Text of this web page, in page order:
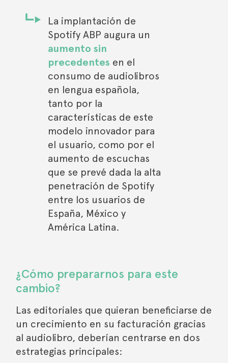
La implantación de
Spotify ABP augura un
aumento sin
precedentes en el
consumo de audiolibros
en lengua española,
tanto por la
características de este
modelo innovador para
el usuario, como por el
aumento de escuchas
que se prevé dada la alta
penetración de Spotify
entre los usuarios de
España, México y
América Latina.
¿Cómo prepararnos para este
cambio?
Las editoriales que quieran beneficiarse de
un crecimiento en su facturación gracias
al audiolibro, deberían centrarse en dos
estrategias principales: